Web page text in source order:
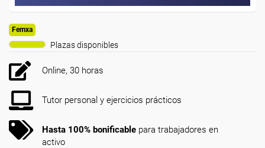
Femxa
Plazas disponibles
Online, 30 horas
Tutor personal y ejercicios prácticos
Hasta 100% bonificable para trabajadores en
activo